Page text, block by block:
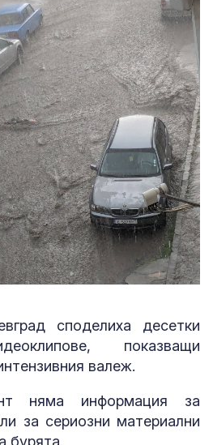
споделиха десетки
показващи
валеж.
няма информация за
за сериозни материални
бурята.